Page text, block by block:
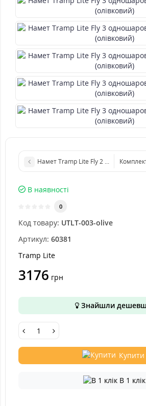
Намет Tramp Lite Fly 2 одношаровий
В наявності
0
Код товару: UTLT-003-olive
Артикул: 60381
Tramp Lite
3176 грн
Знайшли
Купити
В 1 клік